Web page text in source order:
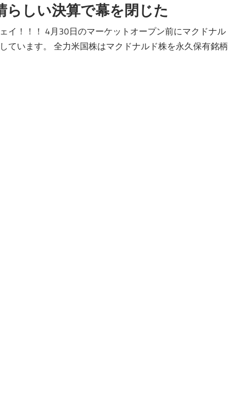
しい決算で幕を閉じた
イ！！！ 4月30日のマーケットオープン前にマクドナル
ています。 全力米国株はマクドナルド株を永久保有銘柄